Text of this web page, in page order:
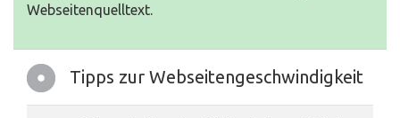
Webseitenquelltext.
Tipps zur Webseitengeschwindigkeit